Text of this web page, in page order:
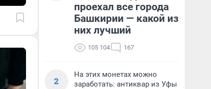
проехал все города
Башкирии — какой из
них лучший
105 104 167
2
На этих монетах можно
заработать: антиквар из Уфы